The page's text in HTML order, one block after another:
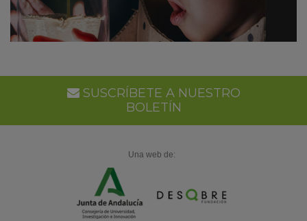
SUSCRÍBETE A NUESTRO
BOLETÍN
Una web de: